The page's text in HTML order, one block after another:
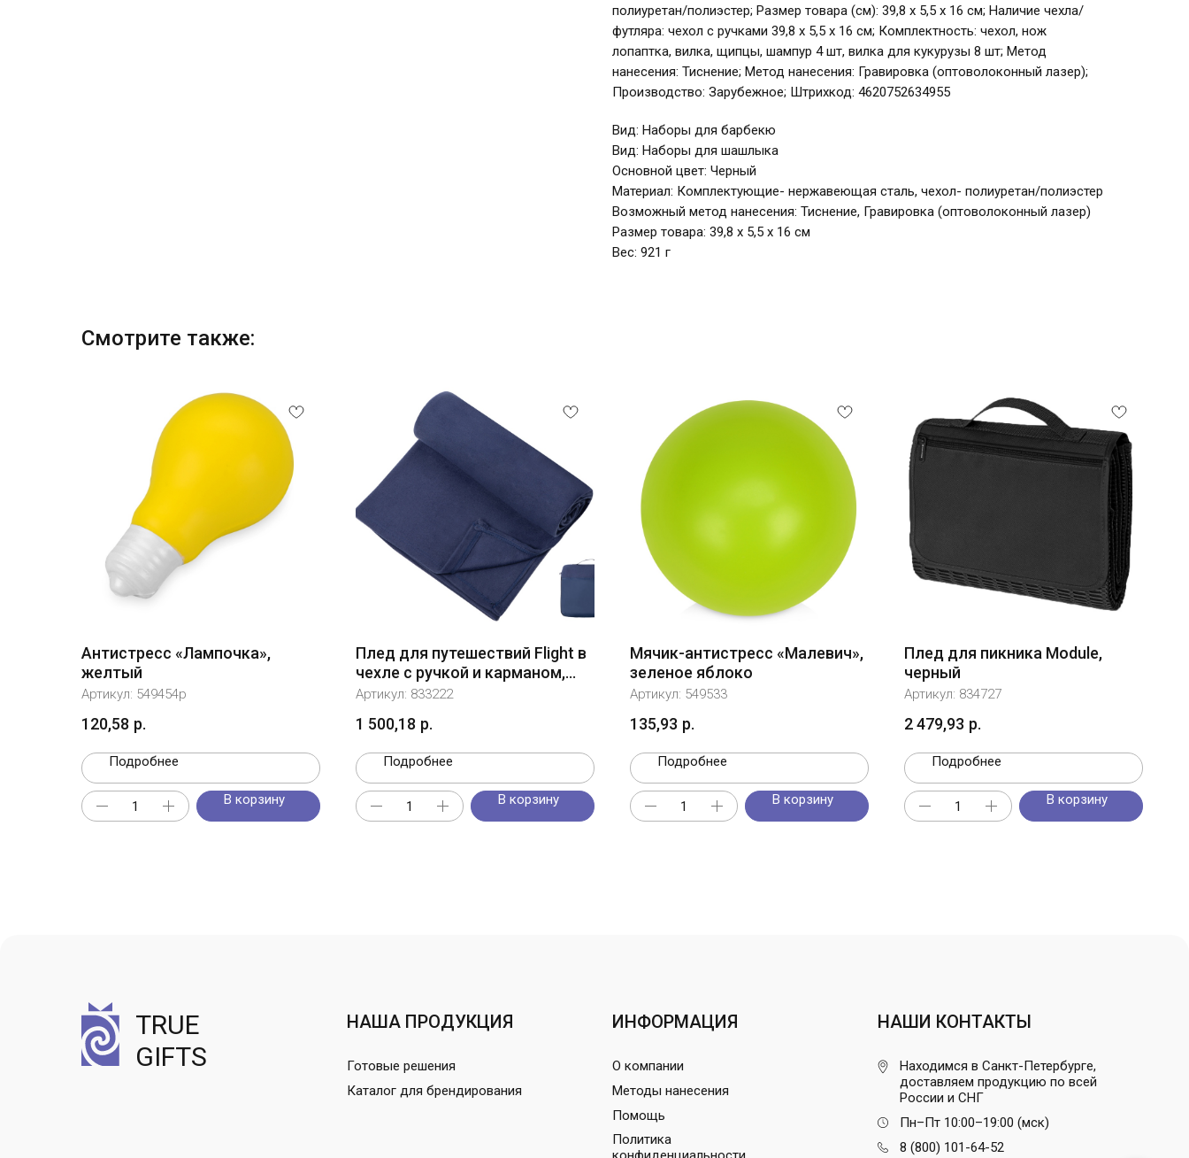
полиуретан/полиэстер; Размер товара (см): 39,8 х 5,5 х 16 см; Наличие чехла/
футляра: чехол с ручками 39,8 х 5,5 х 16 см; Комплектность: чехол, нож
лопаптка, вилка, щипцы, шампур 4 шт, вилка для кукурузы 8 шт; Метод
нанесения: Тиснение; Метод нанесения: Гравировка (оптоволоконный лазер);
Производство: Зарубежное; Штрихкод: 4620752634955
Вид: Наборы для барбекю
Вид: Наборы для шашлыка
Основной цвет: Черный
Материал: Комплектующие- нержавеющая сталь, чехол- полиуретан/полиэстер
Возможный метод нанесения: Тиснение, Гравировка (оптоволоконный лазер)
Размер товара: 39,8 х 5,5 х 16 см
Вес: 921 г
Смотрите также:
Антистресс «Лампочка»,
желтый
Артикул: 549454p
120,58 р.
Подробнее
В корзину
Плед для путешествий Flight в
чехле с ручкой и карманом,
темно-синий
Артикул: 833222
1 500,18 р.
Подробнее
В корзину
Мячик-антистресс «Малевич»,
зеленое яблоко
Артикул: 549533
135,93 р.
Подробнее
В корзину
Плед для пикника Module,
черный
Артикул: 834727
2 479,93 р.
Подробнее
В корзину
TRUE
GIFTS
НАША ПРОДУКЦИЯ
Готовые решения
Каталог для брендирования
ИНФОРМАЦИЯ
О компании
Методы нанесения
Помощь
Политика
НАШИ КОНТАКТЫ
Находимся в Санкт-Петербурге,
доставляем продукцию по всей
России и СНГ
Пн–Пт 10:00–19:00 (мск)
8 (800) 101-64-52